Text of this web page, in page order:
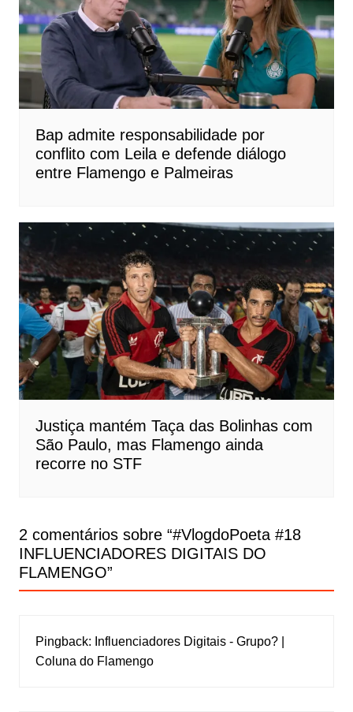
Bap admite responsabilidade por
conflito com Leila e defende diálogo
entre Flamengo e Palmeiras
Justiça mantém Taça das Bolinhas com
São Paulo, mas Flamengo ainda
recorre no STF
2 comentários sobre “#VlogdoPoeta #18
INFLUENCIADORES DIGITAIS DO
FLAMENGO”
Pingback: Influenciadores Digitais - Grupo? |
Coluna do Flamengo